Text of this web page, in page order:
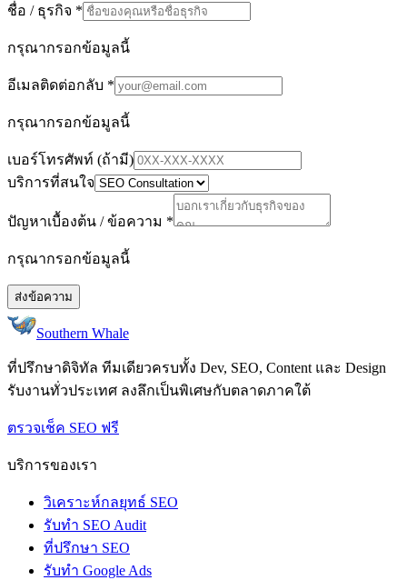
ชื่อ / ธุรกิจ *
กรุณากรอกข้อมูลนี้
อีเมลติดต่อกลับ *
กรุณากรอกข้อมูลนี้
เบอร์โทรศัพท์ (ถ้ามี)
บริการที่สนใจ
ปัญหาเบื้องต้น / ข้อความ *
กรุณากรอกข้อมูลนี้
ส่งข้อความ
Southern Whale
ที่ปรึกษาดิจิทัล ทีมเดียวครบทั้ง Dev, SEO, Content และ Design
รับงานทั่วประเทศ ลงลึกเป็นพิเศษกับตลาดภาคใต้
ตรวจเช็ค SEO ฟรี
บริการของเรา
วิเคราะห์กลยุทธ์ SEO
รับทำ SEO Audit
ที่ปรึกษา SEO
รับทำ Google Ads